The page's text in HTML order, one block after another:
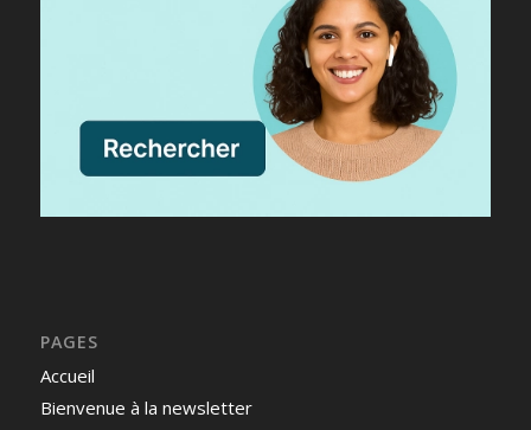
PAGES
Accueil
Bienvenue à la newsletter